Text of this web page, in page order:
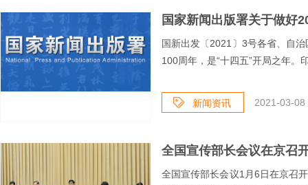
国家新闻出版署关于做好
国新出发〔2021〕3号各省、自
100周年，是“十四五”开局之年。
新闻资讯 2021-03-08
全国宣传部长会议在京召
全国宣传部长会议1月6日在京召